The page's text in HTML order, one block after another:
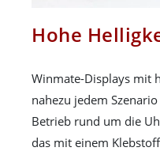
Hohe
Winmate-Displays mit
nahezu jedem
Betrieb rund um die
das mit einem